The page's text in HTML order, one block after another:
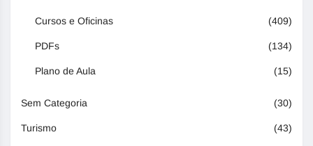
Cursos e Oficinas (409)
PDFs (134)
Plano de Aula (15)
Sem Categoria (30)
Turismo (43)